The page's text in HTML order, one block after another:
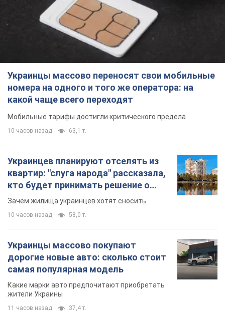
Украинцы массово переносят свои мобильные
номера на одного и того же оператора: на
какой чаще всего переходят
Мобильные тарифы достигли критического предела
10 часов назад 63,1 т.
Украинцев планируют отселять из
квартир: "слуга народа" рассказала,
кто будет принимать решение о
сносе домов
Зачем жилища украинцев хотят сносить
10 часов назад 58,0 т.
Украинцы массово покупают
дорогие новые авто: сколько стоит
самая популярная модель
Какие марки авто предпочитают приобретать
жители Украины
11 часов назад 37,4 т.